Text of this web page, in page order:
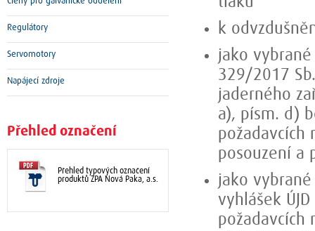
k
jako
329/2017
jaderného
a), písm. d)
požadavcích
posouzení a
jako
vyhlášek
požadavcích
Regulátory
Servomotory
Napájecí zdroje
Přehled označení
Přehled typových označení
produktů ZPA Nová Paka, a.s.